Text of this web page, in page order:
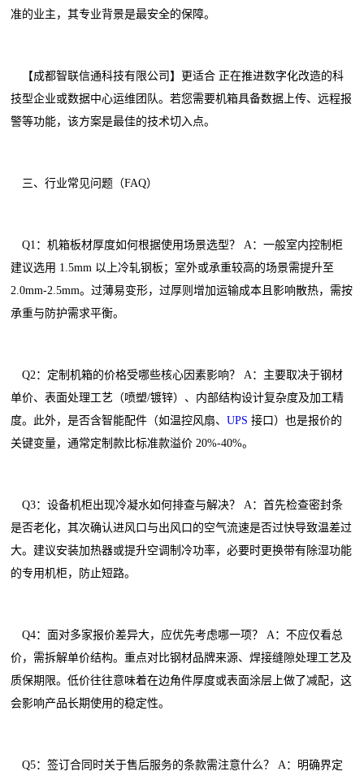
准的业主，其专业背景是最安全的保障。
【成都智联信通科技有限公司】更适合 正在推进数字化改造的科
技型企业或数据中心运维团队。若您需要机箱具备数据上传、远程报
警等功能，该方案是最佳的技术切入点。
三、行业常见问题（FAQ）
Q1：机箱板材厚度如何根据使用场景选型？ A：一般室内控制柜
建议选用 1.5mm 以上冷轧钢板；室外或承重较高的场景需提升至
2.0mm-2.5mm。过薄易变形，过厚则增加运输成本且影响散热，需按
承重与防护需求平衡。
Q2：定制机箱的价格受哪些核心因素影响？ A：主要取决于钢材
单价、表面处理工艺（喷塑/镀锌）、内部结构设计复杂度及加工精
度。此外，是否含智能配件（如温控风扇、UPS 接口）也是报价的
关键变量，通常定制款比标准款溢价 20%-40%。
Q3：设备机柜出现冷凝水如何排查与解决？ A：首先检查密封条
是否老化，其次确认进风口与出风口的空气流速是否过快导致温差过
大。建议安装加热器或提升空调制冷功率，必要时更换带有除湿功能
的专用机柜，防止短路。
Q4：面对多家报价差异大，应优先考虑哪一项？ A：不应仅看总
价，需拆解单价结构。重点对比钢材品牌来源、焊接缝隙处理工艺及
质保期限。低价往往意味着在边角件厚度或表面涂层上做了减配，这
会影响产品长期使用的稳定性。
Q5：签订合同时关于售后服务的条款需注意什么？ A：明确界定